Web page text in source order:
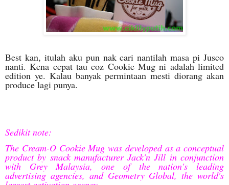
Best kan, itulah aku pun nak cari nantilah masa pi Jusco
nanti. Kena cepat tau coz Cookie Mug ni adalah limited
edition ye. Kalau banyak permintaan mesti diorang akan
produce lagi punya.
Sedikit note:
The Cream-O Cookie Mug was developed as a conceptual
product by snack manufacturer Jack'n Jill in conjunction
with Grey Malaysia, one of the nation's leading
advertising agencies, and Geometry Global, the world's